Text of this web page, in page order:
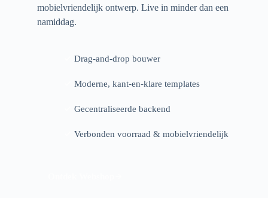
mobielvriendelijk ontwerp. Live in minder dan een
namiddag.
Drag-and-drop bouwer
Moderne, kant-en-klare templates
Gecentraliseerde backend
Verbonden voorraad & mobielvriendelijk